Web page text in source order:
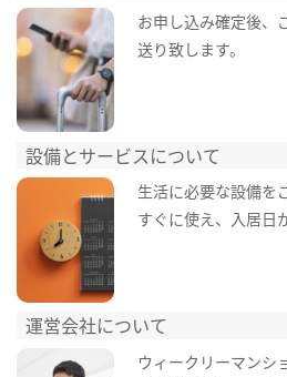
お申し込み確定後、
送り致します。
設備とサービスについて
生活に必要な設備を
すぐに使え、入居日
運営会社について
ウィークリーマンシ